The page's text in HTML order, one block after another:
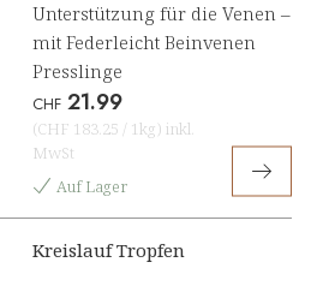
Unterstützung für die Venen –
mit Federleicht Beinvenen
Presslinge
CHF 21.99
(CHF 183.25 / 1kg) inkl.
MwSt
Auf Lager
Kreislauf Tropfen